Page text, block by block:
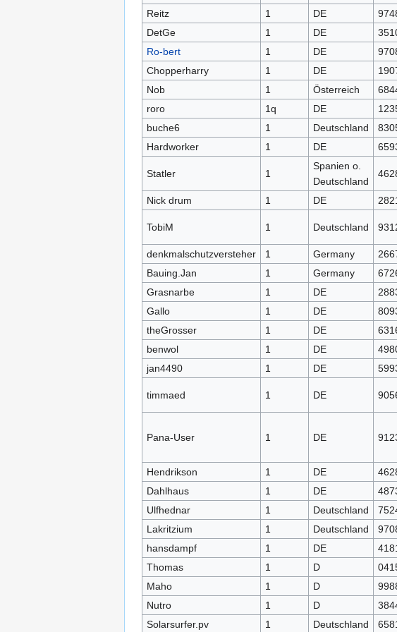
Reitz
1 DE
DetGe
1 DE
Ro-bert
1 DE
Chopperharry
1 DE
Nob
1 Österreich
roro
1q DE
buche6
1 Deutschland
Hardworker
1 DE
Statler 1
Spanien o.
Deutschland
Nick drum 1 DE
TobiM 1 Deutschland
denkmalschutzversteher 1 Germany
Bauing.Jan
1 Germany
Grasnarbe
1 DE
Gallo
1 DE
theGrosser
1 DE
benwol
1 DE
jan4490
1 DE
timmaed 1 DE
Pana-User 1 DE
Hendrikson 1 DE
Dahlhaus
1 DE
Ulfhednar
1 Deutschland
Lakritzium
1 Deutschland
hansdampf
1 DE
Thomas
1 D
Maho
1 D
Nutro
1 D
Solarsurfer.pv
1 Deutschland